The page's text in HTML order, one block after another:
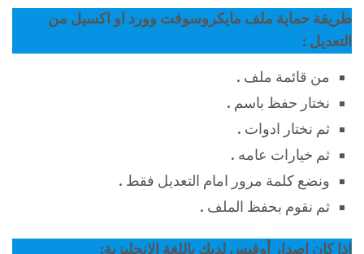
طريقة حماية ملف مايكروسوفت وورد او اكسيل من
التعديل :
من قائمة ملف .
نختار حفظ باسم .
ثم نختار ادوات .
ثم خيارات عامه .
ونضع كلمة مرور امام التعديل فقط .
ثم نقوم بحفظ الملف .
إذا كان إصدار أوفيس لديك باللغة الإنجليزية: